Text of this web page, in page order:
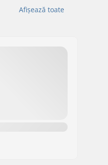
Afișează toate